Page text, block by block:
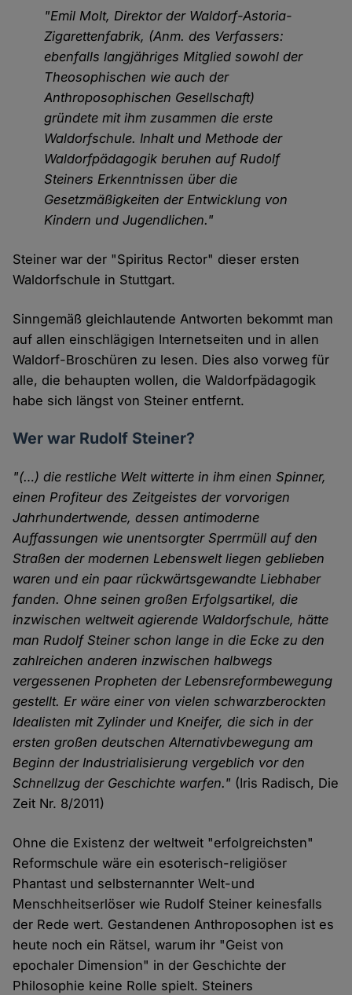
"Emil Molt, Direktor der Waldorf-Astoria-
Zigarettenfabrik, (Anm. des Verfassers:
ebenfalls langjähriges Mitglied sowohl der
Theosophischen wie auch der
Anthroposophischen Gesellschaft)
gründete mit ihm zusammen die erste
Waldorfschule. Inhalt und Methode der
Waldorfpädagogik beruhen auf Rudolf
Steiners Erkenntnissen über die
Gesetzmäßigkeiten der Entwicklung von
Kindern und Jugendlichen."
Steiner war der "Spiritus Rector" dieser ersten
Waldorfschule in Stuttgart.
Sinngemäß gleichlautende Antworten bekommt man
auf allen einschlägigen Internetseiten und in allen
Waldorf-Broschüren zu lesen. Dies also vorweg für
alle, die behaupten wollen, die Waldorfpädagogik
habe sich längst von Steiner entfernt.
Wer war Rudolf Steiner?
"(…) die restliche Welt witterte in ihm einen Spinner,
einen Profiteur des Zeitgeistes der vorvorigen
Jahrhundertwende, dessen antimoderne
Auffassungen wie unentsorgter Sperrmüll auf den
Straßen der modernen Lebenswelt liegen geblieben
waren und ein paar rückwärtsgewandte Liebhaber
fanden. Ohne seinen großen Erfolgsartikel, die
inzwischen weltweit agierende Waldorfschule, hätte
man Rudolf Steiner schon lange in die Ecke zu den
zahlreichen anderen inzwischen halbwegs
vergessenen Propheten der Lebensreformbewegung
gestellt. Er wäre einer von vielen schwarzberockten
Idealisten mit Zylinder und Kneifer, die sich in der
ersten großen deutschen Alternativbewegung am
Beginn der Industrialisierung vergeblich vor den
Schnellzug der Geschichte warfen." (Iris Radisch, Die
Zeit Nr. 8/2011)
Ohne die Existenz der weltweit "erfolgreichsten"
Reformschule wäre ein esoterisch-religiöser
Phantast und selbsternannter Welt-und
Menschheitserlöser wie Rudolf Steiner keinesfalls
der Rede wert. Gestandenen Anthroposophen ist es
heute noch ein Rätsel, warum ihr "Geist von
epochaler Dimension" in der Geschichte der
Philosophie keine Rolle spielt. Steiners